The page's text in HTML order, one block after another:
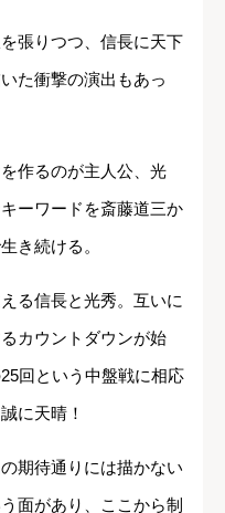
張りつつ、信長に天下
た衝撃の演出もあっ
作るのが主人公、光
ーワードを斎藤道三か
き続ける。
る信長と光秀。互いに
カウントダウンが始
回という中盤戦に相応
に天晴！
期待通りには描かない
面があり、ここから制